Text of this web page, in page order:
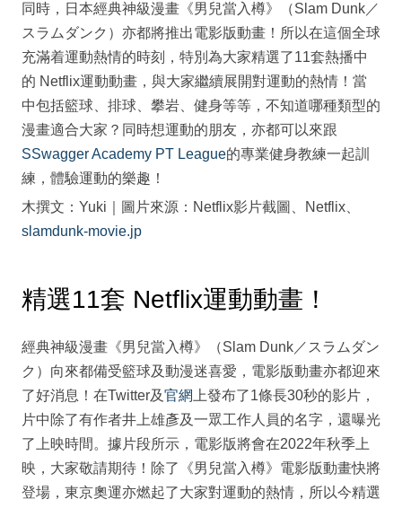
同時，日本經典神級漫畫《男兒當入樽》（Slam Dunk／
スラムダンク）亦都將推出電影版動畫！所以在這個全球
充滿着運動熱情的時刻，特別為大家精選了11套熱播中
的 Netflix運動動畫，與大家繼續展開對運動的熱情！當
中包括籃球、排球、攀岩、健身等等，不知道哪種類型的
漫畫適合大家？同時想運動的朋友，亦都可以來跟
SSwagger Academy PT League的專業健身教練一起訓
練，體驗運動的樂趣！
木撰文：Yuki｜圖片來源：Netflix影片截圖、Netflix、
slamdunk-movie.jp
精選11套 Netflix運動動畫！
經典神級漫畫《男兒當入樽》（Slam Dunk／スラムダン
ク）向來都備受籃球及動漫迷喜愛，電影版動畫亦都迎來
了好消息！在Twitter及官網 上發布了1條長30秒的影片，
片中除了有作者井上雄彥及一眾工作人員的名字，還曝光
了上映時間。據片段所示，電影版將會在2022年秋季上
映，大家敬請期待！除了《男兒當入樽》電影版動畫快將
登場，東京奧運亦燃起了大家對運動的熱情，所以今精選